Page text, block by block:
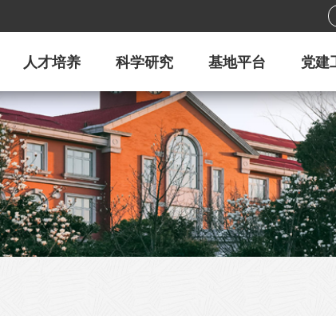
人才培养 科学研究 基地平台 党建